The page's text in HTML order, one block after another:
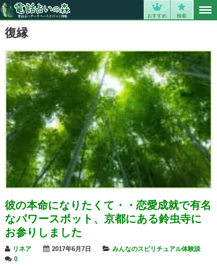
おすすめ 検索
復縁
彼の本命になりたくて・・恋愛成就で有名
なパワースポット、京都にある鈴虫寺に
お参りしました
リネア 2017年6月7日
みんなのスピリチュアル体験談
0